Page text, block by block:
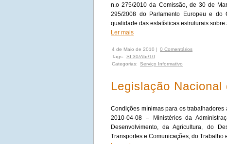
n.o 275/2010 da Comissão, de 30 de
295/2008 do Parlamento Europeu e
qualidade das estatísticas estruturais
Ler mais
4 de Maio de 2010 | 0 Comentários
Tags: SI 30/Abr/10
Categorias: Serviço Informativo
Legislação Nacional
Condições mínimas para os trabalhadores
2010-04-08 – Ministérios da
Desenvolvimento, da Agricultura, do
Transportes e Comunicações, do